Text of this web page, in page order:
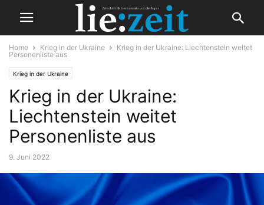
Home Krieg in der Ukraine
Krieg in der Ukraine: Liechtenstein weitet
Personenliste aus
Krieg in der Ukraine
Krieg in der Ukraine:
Liechtenstein weitet
Personenliste aus
9. Juni 2022